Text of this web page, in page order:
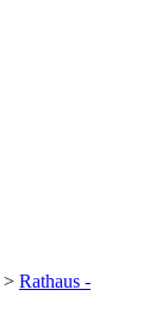
> Rathaus -